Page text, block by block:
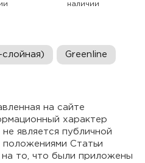
наличии
слойная) Greenline
на сайте
характер
является публичной
Статьи
то, что были приложены